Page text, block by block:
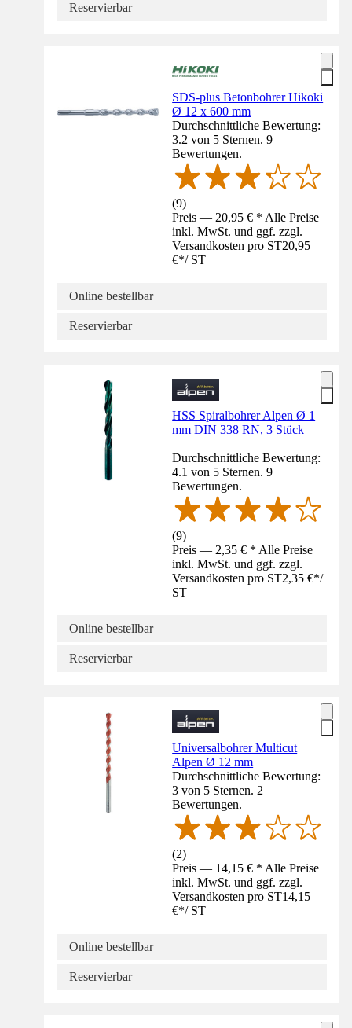
Reservierbar
SDS-plus Betonbohrer Hikoki
Ø 12 x 600 mm
Durchschnittliche Bewertung:
3.2 von 5 Sternen. 9
Bewertungen.
(9)
Preis — 20,95 € * Alle Preise
inkl. MwSt. und ggf. zzgl.
Versandkosten pro ST20,95
€*/ ST
Online bestellbar
Reservierbar
HSS Spiralbohrer Alpen Ø 1
mm DIN 338 RN, 3 Stück
Durchschnittliche Bewertung:
4.1 von 5 Sternen. 9
Bewertungen.
(9)
Preis — 2,35 € * Alle Preise
inkl. MwSt. und ggf. zzgl.
Versandkosten pro ST2,35 €*/
ST
Online bestellbar
Reservierbar
Universalbohrer Multicut
Alpen Ø 12 mm
Durchschnittliche Bewertung:
3 von 5 Sternen. 2
Bewertungen.
(2)
Preis — 14,15 € * Alle Preise
inkl. MwSt. und ggf. zzgl.
Versandkosten pro ST14,15
€*/ ST
Online bestellbar
Reservierbar